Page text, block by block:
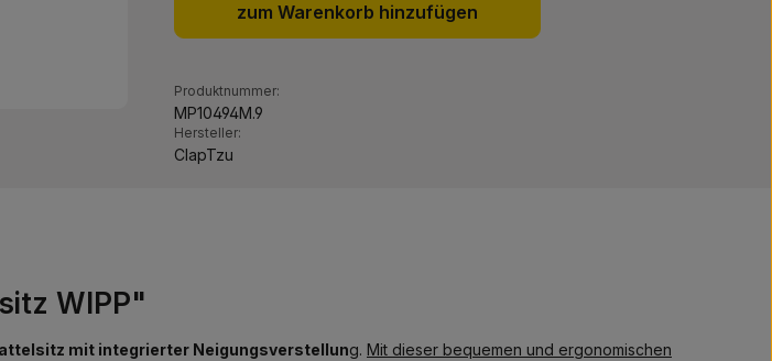
zum Warenkorb hinzufügen
Produktnummer:
MP10494M.9
Hersteller:
ClapTzu
WIPP"
mit integrierter Neigungsverstellung. Mit dieser bequemen und ergonomischen